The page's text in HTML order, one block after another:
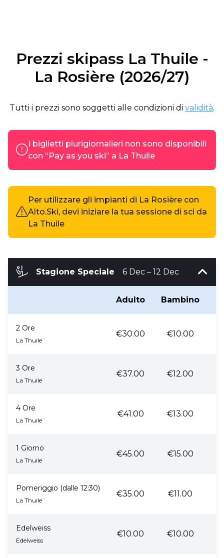
Prezzi skipass La Thuile -
La Rosière (2026/27)
Tutti i prezzi sono soggetti alle condizioni di validità.
I biglietti plurigiornalieri non sono disponibili
con “Pay as you ski” a La Thuile
Per utilizzare gli impianti di La Rosière con
Alto.Ski, devi iniziare la tua sessione di sci da
La Thuile
Stagione Speciale 6 Dec – 12 Dec
Adulto Bambino
2 Ore
La Thuile
€30.00 €10.00
3 Ore
La Thuile
€37.00 €12.00
4 Ore
La Thuile
€41.00 €13.00
1 Giorno
La Thuile
€45.00 €15.00
Pomeriggio (dalle 12:30)
La Thuile
€35.00 €11.00
Edelweiss
Edelweiss
€10.00 €10.00